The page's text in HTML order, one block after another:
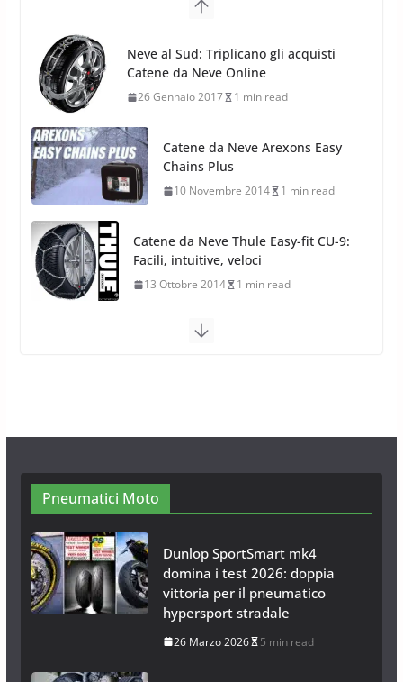
22 Novembre 2012
Pirelli Scorpion Winter 2: Nuovi
Pneumatici Invernali SUV 2022
Neve al Sud: Triplicano gli acquisti
Catene da Neve Online
26 Gennaio 2017 1 min read
Catene da Neve Arexons Easy
Chains Plus
10 Novembre 2014 1 min read
Catene da Neve Thule Easy-fit CU-9:
Facili, intuitive, veloci
13 Ottobre 2014 1 min read
Calze da Neve Arexocks by
Pneumatici Moto
Dunlop SportSmart mk4
domina i test 2026: doppia
vittoria per il pneumatico
hypersport stradale
26 Marzo 2026 5 min read